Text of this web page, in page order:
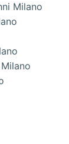
Milano